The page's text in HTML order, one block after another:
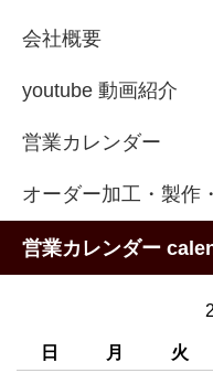
会社概要
youtube 動画紹介
営業カレンダー
オーダー加工・製
営業カレンダー
日 月 火